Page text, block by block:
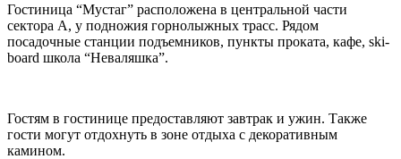
Гостиница “Мустаг” расположена в центральной части
сектора А, у подножия горнолыжных трасс. Рядом
посадочные станции подъемников, пункты проката, кафе, ski-
board школа “Неваляшка”.
Гостям в гостинице предоставляют завтрак и ужин. Также
гости могут отдохнуть в зоне отдыха с декоративным
камином.